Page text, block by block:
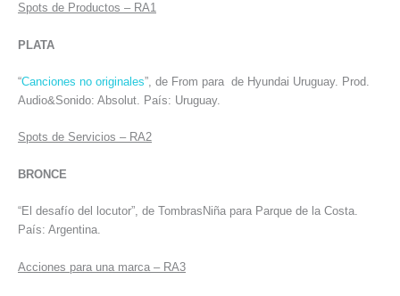
Spots de Productos – RA1
PLATA
“Canciones no originales”, de From para de Hyundai Uruguay. Prod.
Audio&Sonido: Absolut. País: Uruguay.
Spots de Servicios – RA2
BRONCE
“El desafío del locutor”, de TombrasNiña para Parque de la Costa.
País: Argentina.
Acciones para una marca – RA3